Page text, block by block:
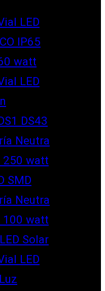
LED
IP65
watt
LED
DS43
Neutra
250 watt
SMD
Neutra
100 watt
Solar
LED